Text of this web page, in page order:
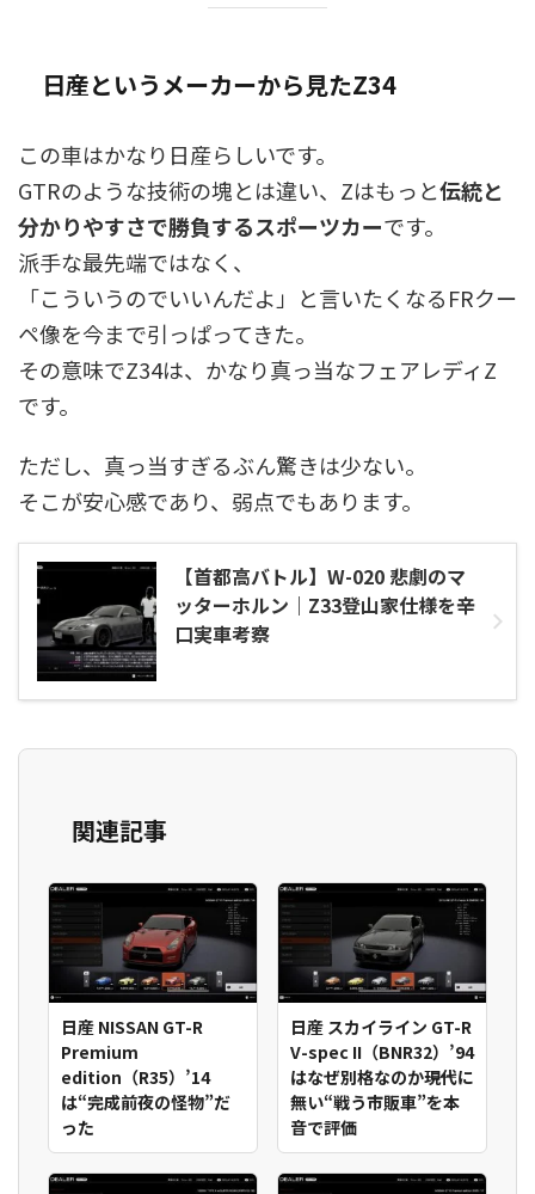
日産というメーカーから見たZ34
この車はかなり日産らしいです。
GTRのような技術の塊とは違い、Zはもっと伝統と
分かりやすさで勝負するスポーツカーです。
派手な最先端ではなく、
「こういうのでいいんだよ」と言いたくなるFRクー
ペ像を今まで引っぱってきた。
その意味でZ34は、かなり真っ当なフェアレディZ
です。
ただし、真っ当すぎるぶん驚きは少ない。
そこが安心感であり、弱点でもあります。
【首都高バトル】W-020 悲劇のマ
ッターホルン｜Z33登山家仕様を辛
口実車考察
関連記事
日産 NISSAN GT-R
Premium
edition（R35）’14
は“完成前夜の怪物”だ
った
日産 スカイライン GT-R
V-spec II（BNR32）’94
はなぜ別格なのか――現代に
無い“戦う市販車”を本
音で評価